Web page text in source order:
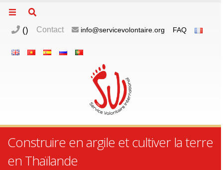
() Contact info@servicevolontaire.org FAQ
Construire en argile et cultiver la terre
en Thaïlande